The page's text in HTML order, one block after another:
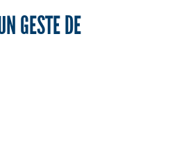
GESTE DE